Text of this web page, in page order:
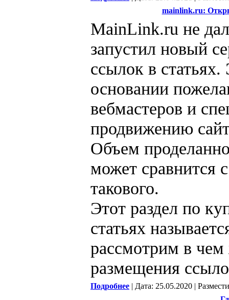
mainlink.ru:
MainLink.ru не
запустил новый
ссылок в
основании
вебмастеров и
продвижению
Объем
может сравнится
такового.
Этот раздел по
статьях
рассмотрим в
размещения
Подробнее | Дата: 25.05.2020 |